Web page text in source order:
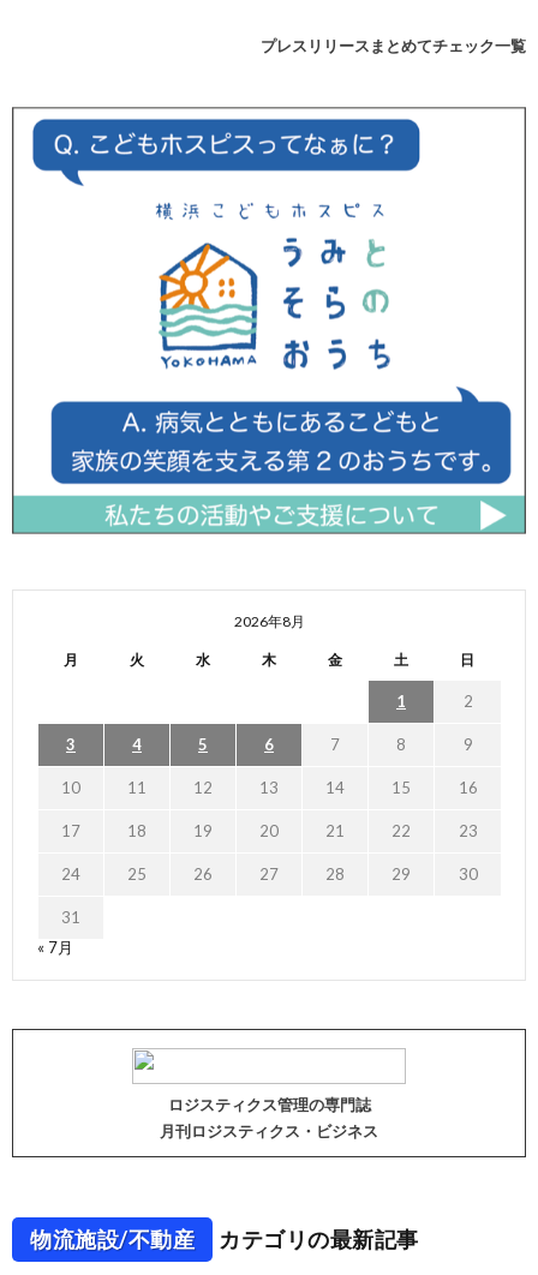
プレスリリースまとめてチェック一覧
2026年8月
月 火 水 木 金 土 日
1 2
3 4 5 6 7 8 9
10 11 12 13 14 15 16
17 18 19 20 21 22 23
24 25 26 27 28 29 30
31
« 7月
ロジスティクス管理の専門誌
月刊ロジスティクス・ビジネス
物流施設/不動産 カテゴリの最新記事